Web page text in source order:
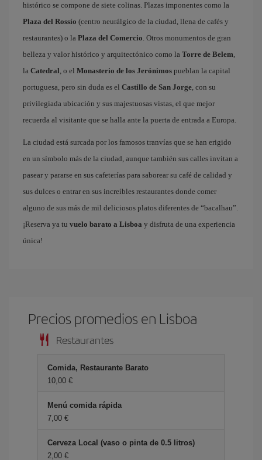
histórico se compone de siete colinas. Plazas imponentes como la
Plaza del Rossío (centro neurálgico de la ciudad, llena de cafés y
restaurantes) o la Plaza del Comercio. Otros monumentos de gran
belleza y valor histórico y arquitectónico como la Torre de Belem,
la Catedral, o el Monasterio de los Jerónimos pueblan la capital
portuguesa, pero sin duda es el Castillo de San Jorge, con su
privilegiada ubicación y sus majestuosas vistas, el que mejor
recuerda al visitante que se halla ante la puerta de entrada a Europa.
La ciudad está surcada por los famosos tranvías que se han erigido
en un símbolo más de la ciudad, aunque también sus calles invitan a
pasear y pararse en sus cafeterías para saborear su café de calidad y
sus dulces o entrar en sus increíbles restaurantes donde comer
alguno de sus más de mil deliciosos platos diferentes de “bacalhau”.
¡Reserva ya tu vuelo barato a Lisboa y disfruta de una experiencia
única!
Precios promedios en Lisboa
Restaurantes
Comida, Restaurante Barato
10,00 €
Menú comida rápida
7,00 €
Cerveza Local (vaso o pinta de 0.5 litros)
2,00 €